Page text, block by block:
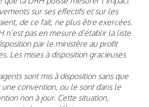
sur ses effectifs et sur les
de ce fait, ne plus être exercées.
n’est pas en mesure d’établir la liste
par le ministère au profit
Les mises à disposition gracieuses
sont mis à disposition sans que
convention, ou le sont dans le
non à jour. Cette situation,